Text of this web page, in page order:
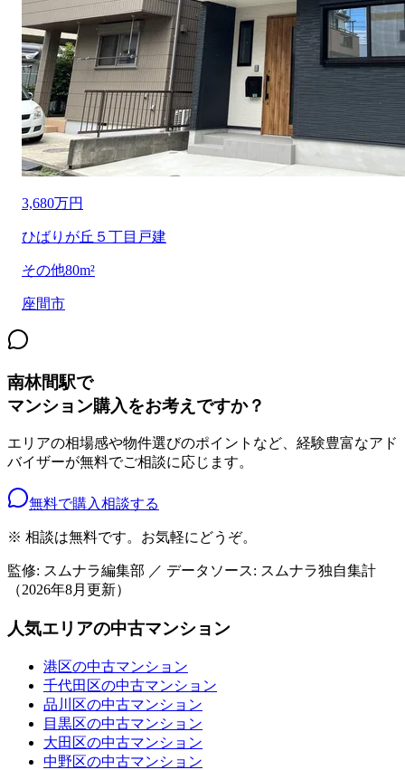
3,680万円
ひばりが丘５丁目戸建
その他80m²
座間市
南林間駅で
マンション購入をお考えですか？
エリアの相場感や物件選びのポイントなど、経験豊富なアド
バイザーが無料でご相談に応じます。
無料で購入相談する
※ 相談は無料です。お気軽にどうぞ。
監修: スムナラ編集部 ／ データソース: スムナラ独自集計
（2026年8月 更新）
人気エリアの中古マンション
港区の中古マンション
千代田区の中古マンション
品川区の中古マンション
目黒区の中古マンション
大田区の中古マンション
中野区の中古マンション